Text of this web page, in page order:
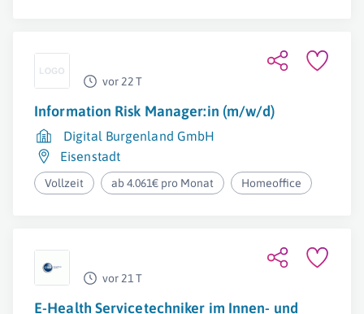
vor 22 T
Information Risk Manager:in (m/w/d)
Digital Burgenland GmbH
Eisenstadt
Vollzeit ab 4.061€ pro Monat Homeoffice
vor 21 T
E-Health Servicetechniker im Innen- und